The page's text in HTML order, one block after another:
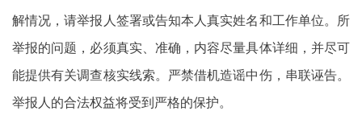
解情况，请举报人签署或告知本人真实姓名和工作单位。所
举报的问题，必须真实、准确，内容尽量具体详细，并尽可
能提供有关调查核实线索。严禁借机造谣中伤，串联诬告。
举报人的合法权益将受到严格的保护。